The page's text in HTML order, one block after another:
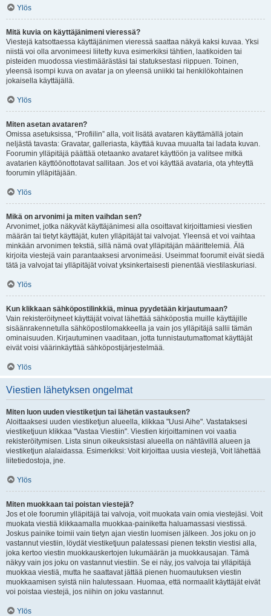
Ylös
Mitä kuvia on käyttäjänimeni vieressä?
Viestejä katsottaessa käyttäjänimen vieressä saattaa näkyä kaksi kuvaa. Yksi
niistä voi olla arvonimeesi liitetty kuva esimerkiksi tähtien, laatikoiden tai
pisteiden muodossa viestimäärästäsi tai statuksestasi riippuen. Toinen,
yleensä isompi kuva on avatar ja on yleensä uniikki tai henkilökohtainen
jokaisella käyttäjällä.
Ylös
Miten asetan avataren?
Omissa asetuksissa, “Profiilin” alla, voit lisätä avataren käyttämällä jotain
neljästä tavasta: Gravatar, galleriasta, käyttää kuvaa muualta tai ladata kuvan.
Foorumin ylläpitäjä päättää otetaanko avataret käyttöön ja valitsee mitkä
avatarien käyttöönottotavat sallitaan. Jos et voi käyttää avataria, ota yhteyttä
foorumin ylläpitäjään.
Ylös
Mikä on arvonimi ja miten vaihdan sen?
Arvonimet, jotka näkyvät käyttäjänimesi alla osoittavat kirjoittamiesi viestien
määrän tai tietyt käyttäjät, kuten ylläpitäjät tai valvojat. Yleensä et voi vaihtaa
minkään arvonimen tekstiä, sillä nämä ovat ylläpitäjän määrittelemiä. Älä
kirjoita viestejä vain parantaaksesi arvonimeäsi. Useimmat foorumit eivät siedä
tätä ja valvojat tai ylläpitäjät voivat yksinkertaisesti pienentää viestilaskuriasi.
Ylös
Kun klikkaan sähköpostilinkkiä, minua pyydetään kirjautumaan?
Vain rekisteröityneet käyttäjät voivat lähettää sähköpostia muille käyttäjille
sisäänrakennetulla sähköpostilomakkeella ja vain jos ylläpitäjä sallii tämän
ominaisuuden. Kirjautuminen vaaditaan, jotta tunnistautumattomat käyttäjät
eivät voisi väärinkäyttää sähköpostijärjestelmää.
Ylös
Viestien lähetyksen ongelmat
Miten luon uuden viestiketjun tai lähetän vastauksen?
Aloittaaksesi uuden viestiketjun alueella, klikkaa "Uusi Aihe". Vastataksesi
viestiketjuun klikkaa "Vastaa Viestiin". Viestien kirjoittaminen voi vaatia
rekisteröitymisen. Lista sinun oikeuksistasi alueella on nähtävillä alueen ja
viestiketjun alalaidassa. Esimerkiksi: Voit kirjoittaa uusia viestejä, Voit lähettää
liitetiedostoja, jne.
Ylös
Miten muokkaan tai poistan viestejä?
Jos et ole foorumin ylläpitäjä tai valvoja, voit muokata vain omia viestejäsi. Voit
muokata viestiä klikkaamalla muokkaa-painiketta haluamassasi viestissä.
Joskus painike toimii vain tietyn ajan viestin luomisen jälkeen. Jos joku on jo
vastannut viestiin, löydät viestiketjuun palatessasi pienen tekstin viestisi alla,
joka kertoo viestin muokkauskertojen lukumäärän ja muokkausajan. Tämä
näkyy vain jos joku on vastannut viestiin. Se ei näy, jos valvoja tai ylläpitäjä
muokkaa viestiä, mutta he saattavat jättää pienen huomautuksen viestin
muokkaamisen syistä niin halutessaan. Huomaa, että normaalit käyttäjät eivät
voi poistaa viestejä, jos niihin on joku vastannut.
Ylös